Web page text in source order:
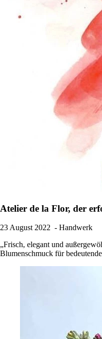
Atelier de la Flor, der
23 August 2022 - Handwerk
„Frisch, elegant und
Blumenschmuck für